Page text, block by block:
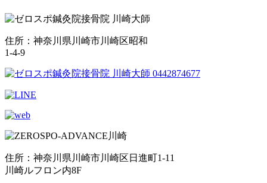
住所：神奈川県川崎市川崎区昭和
1-4-9
住所：神奈川県川崎市川崎区日進町1-11
川崎ルフロン内8F